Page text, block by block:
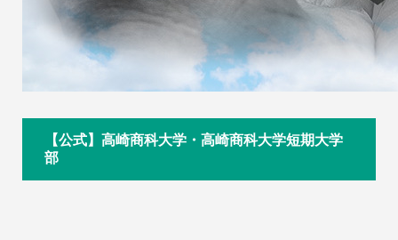
【公式】高崎商科大学・高崎商科大学短期大学
部